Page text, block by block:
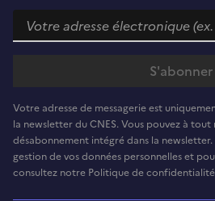
Votre adresse de messagerie est
la newsletter du CNES. Vous pouvez à
désabonnement intégré dans la newsletter.
gestion de vos données personnelles et
consultez notre Politique de